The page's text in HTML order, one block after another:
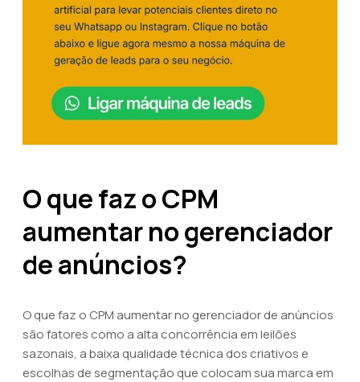
O que faz o CPM
aumentar no gerenciador
de anúncios?
O que faz o CPM aumentar no gerenciador de anúncios
são fatores como a alta concorrência em leilões
sazonais, a baixa qualidade técnica dos criativos e
escolhas de segmentação que colocam sua marca em